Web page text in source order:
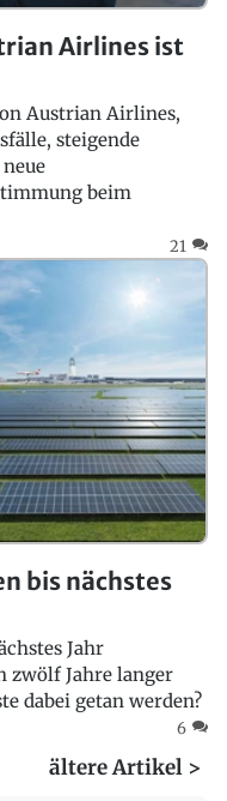
Airlines ist
Austrian Airlines,
steigende
beim
21
bis nächstes
Jahr
zwölf Jahre langer
dabei getan werden?
6
ältere Artikel >